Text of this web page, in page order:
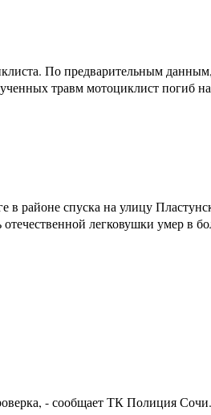
По предварительным
травм мотоциклист погиб
спуска на улицу
легковушки умер в
- сообщает ТК Полиция Сочи.